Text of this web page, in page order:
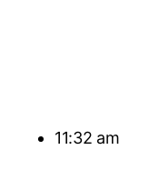
11:32 am